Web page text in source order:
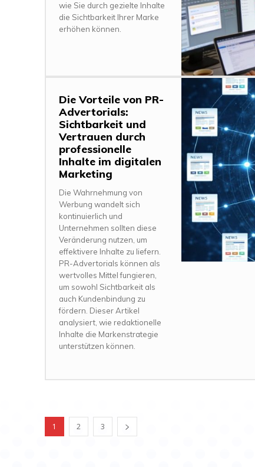
wie Sie durch gezielte Inhalte
die Sichtbarkeit Ihrer Marke
erhöhen können.
Die Vorteile von PR-
Advertorials:
Sichtbarkeit und
Vertrauen durch
professionelle
Inhalte im digitalen
Marketing
Die Wahrnehmung von
Werbung wandelt sich
kontinuierlich und
Unternehmen sollten diese
Veränderung nutzen, um
effektivere Inhalte zu liefern.
PR-Advertorials können als
wertvolles Mittel fungieren,
um sowohl Sichtbarkeit als
auch Kundenbindung zu
fördern. Dieser Artikel
analysiert, wie redaktionelle
Inhalte die Markenstrategie
unterstützen können.
1 2 3